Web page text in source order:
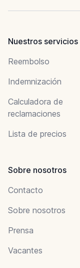
Nuestros servicios
Reembolso
Indemnización
Calculadora de
reclamaciones
Lista de precios
Sobre nosotros
Contacto
Sobre nosotros
Prensa
Vacantes